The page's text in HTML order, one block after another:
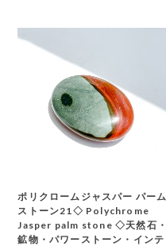
ポリクロームジャスパー パーム
ストーン21◇ Polychrome
Jasper palm stone ◇天然石・
鉱物・パワーストーン・インテ